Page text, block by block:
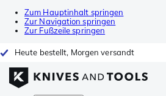
Zum Hauptinhalt springen
Zur Navigation springen
Zur Fußzeile springen
Heute bestellt, Morgen versandt